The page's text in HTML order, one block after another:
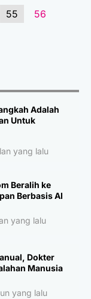
55
56
Adalah
Untuk
yang lalu
Beralih ke
Berbasis AI
yang lalu
Dokter
Manusia
yang lalu